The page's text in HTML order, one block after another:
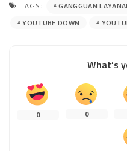
TAGS: GANGGUAN
YOUTUBE DOWN
What’s
0 0